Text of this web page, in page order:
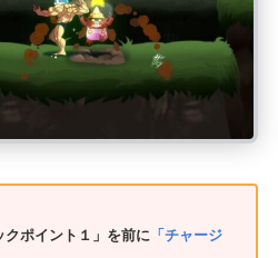
ポイント１」を前に「チャージ